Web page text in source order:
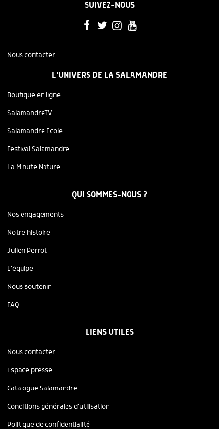
SUIVEZ-NOUS
Nous contacter
L'UNIVERS DE LA SALAMANDRE
Boutique en ligne
SalamandreTV
Salamandre Ecole
Festival Salamandre
La Minute Nature
QUI SOMMES-NOUS ?
Nos engagements
Notre histoire
Julien Perrot
L'équipe
Nous soutenir
FAQ
LIENS UTILES
Nous contacter
Espace presse
Catalogue Salamandre
Conditions générales d'utilisation
Politique de confidentialité